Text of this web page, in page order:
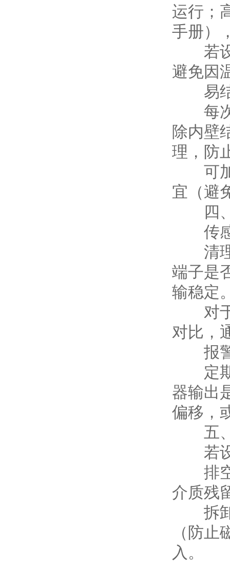
运行；
手册）
若设
避免因
易结
每次
除内壁
理，防
可加
宜（避
四、
传感
清理
端子是
输稳定
对于
对比，
报警
定期
器输出
偏移，
五、
若设
排空
介质残
拆卸
（防
入。